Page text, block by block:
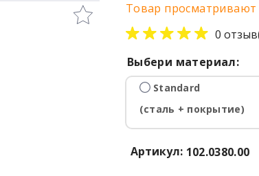
Товар просматривают
0
Выбери материал:
Standard
(сталь + покрытие)
Артикул: 102.0380.00